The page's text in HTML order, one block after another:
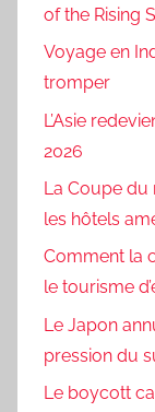
of the Rising
Voyage en
tromper
L’Asie
2026
La Coupe du
les hôtels
Comment la
le tourisme
Le Japon
pression du
Le boycott